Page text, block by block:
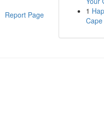
Report Page
1